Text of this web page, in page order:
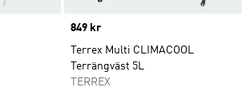
Price
849 kr
Terrex Multi CLIMACOOL
Terrängväst 5L
TERREX